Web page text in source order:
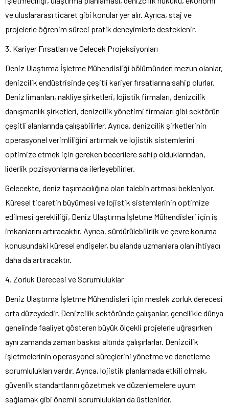
ve uluslararası ticaret gibi konular yer alır. Ayrıca, staj ve
projelerle öğrenim süreci pratik deneyimlerle desteklenir.
3. Kariyer Fırsatları ve Gelecek Projeksiyonları
Deniz Ulaştırma İşletme Mühendisliği bölümünden mezun olanlar,
denizcilik endüstrisinde çeşitli kariyer fırsatlarına sahip olurlar.
Deniz limanları, nakliye şirketleri, lojistik firmaları, denizcilik
danışmanlık şirketleri, denizcilik yönetimi firmaları gibi sektörün
çeşitli alanlarında çalışabilirler. Ayrıca, denizcilik şirketlerinin
operasyonel verimliliğini artırmak ve lojistik sistemlerini
optimize etmek için gereken becerilere sahip olduklarından,
liderlik pozisyonlarına da ilerleyebilirler.
Gelecekte, deniz taşımacılığına olan talebin artması bekleniyor.
Küresel ticaretin büyümesi ve lojistik sistemlerinin optimize
edilmesi gerekliliği, Deniz Ulaştırma İşletme Mühendisleri için iş
imkanlarını artıracaktır. Ayrıca, sürdürülebilirlik ve çevre koruma
konusundaki küresel endişeler, bu alanda uzmanlara olan ihtiyacı
daha da artıracaktır.
4. Zorluk Derecesi ve Sorumluluklar
Deniz Ulaştırma İşletme Mühendisleri için meslek zorluk derecesi
orta düzeydedir. Denizcilik sektöründe çalışanlar, genellikle dünya
genelinde faaliyet gösteren büyük ölçekli projelerle uğraşırken
aynı zamanda zaman baskısı altında çalışırlarlar. Denizcilik
işletmelerinin operasyonel süreçlerini yönetme ve denetleme
sorumlulukları vardır. Ayrıca, lojistik planlamada etkili olmak,
güvenlik standartlarını gözetmek ve düzenlemelere uyum
sağlamak gibi önemli sorumlulukları da üstlenirler.